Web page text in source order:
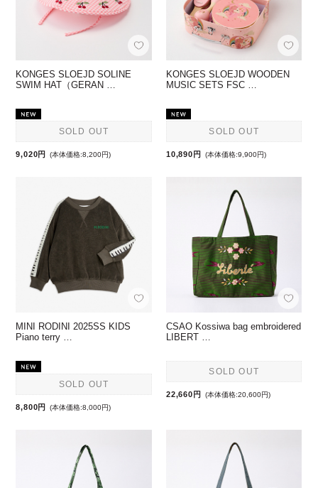
KONGES SLOEJD SOLINE
SWIM HAT（GERAN …
SOLD OUT
9,020円 (本体価格:8,200円)
KONGES SLOEJD WOODEN
MUSIC SETS FSC …
SOLD OUT
10,890円 (本体価格:9,900円)
MINI RODINI 2025SS KIDS
Piano terry …
SOLD OUT
8,800円 (本体価格:8,000円)
CSAO Kossiwa bag embroidered
LIBERT …
SOLD OUT
22,660円 (本体価格:20,600円)